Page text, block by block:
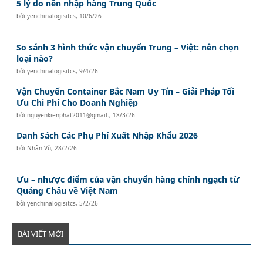
5 lý do nên nhập hàng Trung Quốc
bởiyenchinalogisitcs, 10/6/26
So sánh 3 hình thức vận chuyển Trung – Việt: nên chọn
loại nào?
bởiyenchinalogisitcs,9/4/26
Vận Chuyển Container Bắc Nam Uy Tín – Giải Pháp Tối
Ưu Chi Phí Cho Doanh Nghiệp
bởinguyenkienphat2011@gmail. , 18/3/26
Danh Sách Các Phụ Phí Xuất Nhập Khẩu 2026
bởi Nhân Vũ, 28/2/26
Ưu – nhược điểm của vận chuyển hàng chính ngạch từ
Quảng Châu về Việt Nam
bởiyenchinalogisitcs, 5/2/26
BÀI VIẾT MỚI